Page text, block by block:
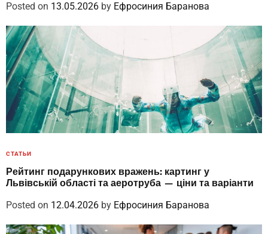
Posted on 13.05.2026 by Ефросиния Баранова
СТАТЬИ
Рейтинг подарункових вражень: картинг у
Львівській області та аеротруба — ціни та варіанти
Posted on 12.04.2026 by Ефросиния Баранова